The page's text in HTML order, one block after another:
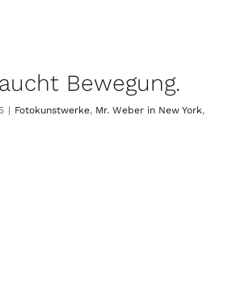
Bewegung.
| Fotokunstwerke, Mr. Weber in New York,